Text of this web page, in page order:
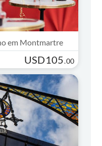
em Montmartre
USD105.00